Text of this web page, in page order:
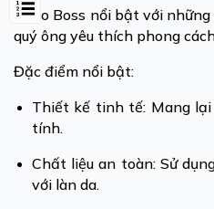
Hugo Boss nổi bật với
quý ông yêu thích phong
Đặc điểm nổi bật:
Thiết kế tinh tế: Mang
tính.
Chất liệu an toàn: Sử
với làn da.